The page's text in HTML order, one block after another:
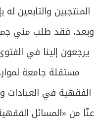
المنتجبين والتابعين
وبعد، فقد طلب مني
يرجعون إلينا في
مستقلة جامعة
الفقهية في العبادات
عنّا من «المسائل
السادس ـ ذهاب
السابع ـ الانتقال
الثامن ـ الغَيْبَة
العاشر ـ الإسلام